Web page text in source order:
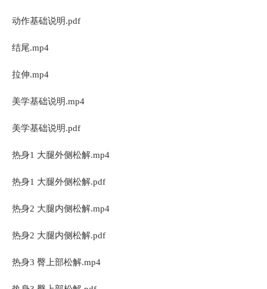
动作基础说明.pdf
结尾.mp4
拉伸.mp4
美学基础说明.mp4
美学基础说明.pdf
热身1 大腿外侧松解.mp4
热身1 大腿外侧松解.pdf
热身2 大腿内侧松解.mp4
热身2 大腿内侧松解.pdf
热身3 臀上部松解.mp4